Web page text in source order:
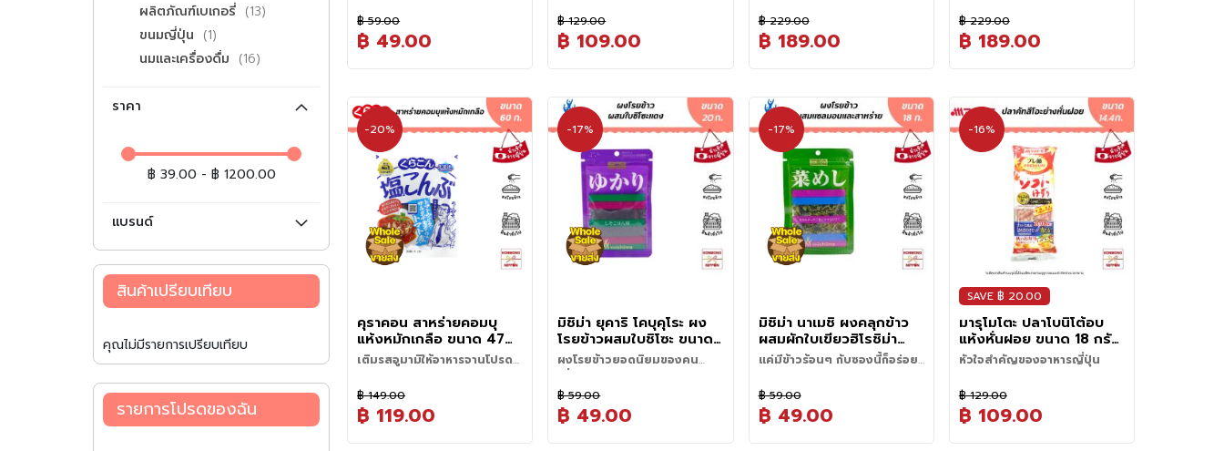
ข้าวผัดเป็นข้าวผัดสไตล์จีนอันโด่ง
ดังซึ่งเป็นหนึ่งในอาหารที่คนญี่ปุ่น
มักรับประทาน คุณสามารถทำข้าว
Nagatanien นำเข้าจากประเทศ
ญี่ปุ่น เพียงโรยผงปรุงรสลงในถุง
เดียวแล้วผสมกับไข่เพื่อลดระยะ
เวลาในการปรุงและได้ข้าวผัดที่มี
รสชาติกลมกล่อม เพิ่มเนื้อสัตว์และ
ผักที่คุณเลือก เท่านี้ก็พร้อมแล้ว
฿ 49.00
฿ 59.00
฿ 109.00
฿ 129.00
฿ 189.00
฿ 229.00
฿ 189.00
฿ 229.00
-20%
คุราคอน สาหร่ายคอมบุ
แห้งหมักเกลือ ขนาด 47
กรัม - kurakon
Japanese Shio Kombu
เติมรสอูมามิให้อาหารจานโปรด
Konbu
ชิโอะคอมบุ (Shio Konbu) จาก
แบรนด์ Kurakon ผลิตโดยใช้
สาหร่ายคอมบุของฮอกไกโดนำมา
฿ 119.00
฿ 149.00
-17%
มิชิม่า ยุคาริ โคบุคุโระ ผง
โรยข้าวผสมใบชิโซะ ขนาด
20 กรัม - Mishima
Yukari Kobukuro
Furikake Rice
Seasoning
ผงโรยข้าวยอดนิยมของคน
ฟุริคาเคะ (Furikake) หรือผงโรย
ข้าวเป็นเครื่องปรุงในครัวเรือนอีก
อย่างหนึ่งที่ขาดไม่ได้ของคนญี่ปุ่น
฿ 49.00
฿ 59.00
-17%
มิชิม่า นาเมชิ ผงคลุกข้าว
ผสมผักใบเขียวฮิโรชิม่า
ขนาด 16 กรัม
แค่มีข้าวร้อนๆ กับซองนี้ก็อร่อย
฿ 49.00
฿ 59.00
SAVE ฿ 20.00
-16%
มารุโมโตะ ปลาโบนิโต้อบ
แห้งหั่นฝอย ขนาด 18 กรัม
(1.5 กรัม x 12 ซอง)
หัวใจสำคัญของอาหารญี่ปุ่น
฿ 109.00
฿ 129.00
ผลิตภัณฑ์เบเกอรี่
13
รายการ
ขนมญี่ปุ่น
1
รายการ
นมและเครื่องดื่ม
16
รายการ
ราคา
฿ 39.00 - ฿ 1200.00
แบรนด์
สินค้าเปรียบเทียบ
คุณไม่มีรายการเปรียบเทียบ
รายการโปรดของฉัน